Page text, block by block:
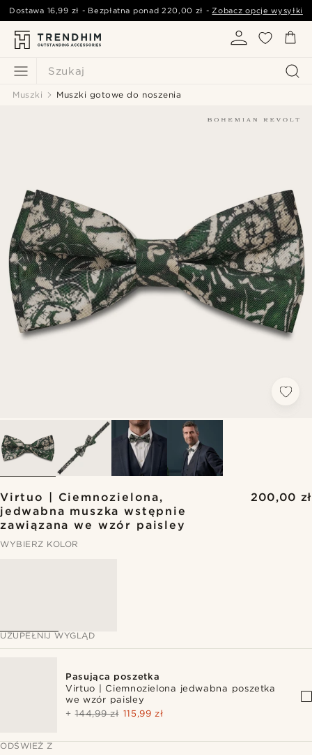
Szukaj
Dostawa 16,99 zł - Bezpłatna ponad220,00 zł -Zobacz opcje wysyłki
Muszki Muszki gotowe do noszenia
Virtuo | Ciemnozielona,
jedwabna muszka wstępnie
zawiązana we wzór paisley
200,00 zł
WYBIERZ KOLOR
UZUPEŁNIJ WYGLĄD
Pasująca poszetka
Virtuo | Ciemnozielona jedwabna poszetka
we wzór paisley
+144,99 zł 115,99 zł
ODŚWIEŻ Z